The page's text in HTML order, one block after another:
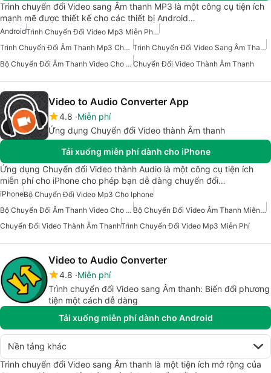
Trình chuyển đổi Video sang Âm thanh MP3 là một công cụ tiện ích
mạnh mẽ được thiết kế cho các thiết bị Android…
Android
Trình Chuyển Đổi Video Mp3 Miễn Phí Cho Android
Trình Chuyển Đổi Âm Thanh Mp3 Cho Android
Trình Chuyển Đổi Video Sang Âm Thanh
Bộ Chuyển Đổi Âm Thanh Video Cho Android Chuyển Đổi Video Thành Âm Thanh
Video to Audio Converter App
4.8 Miễn phí
Ứng dụng Chuyển đổi Video thành Âm thanh
Tải xuống miễn phí dành cho iPhone
Ứng dụng Chuyển đổi Video thành Audio là một công cụ tiện ích
miễn phí cho iPhone cho phép bạn dễ dàng chuyển đổi…
iPhoneBộ Chuyển Đổi Video Mp3 Cho Iphone
Bộ Chuyển Đổi Âm Thanh Video Cho Iphone
Bộ Chuyển Đổi Video Âm Thanh Miễn Phí Cho Iphone
Chuyển Đổi Video Thành Âm ThanhTrình Chuyển Đổi Video Mp3 Miễn Phí
Video to Audio Converter
4.8 Miễn phí
Trình chuyển đổi Video sang Âm thanh: Biến đổi phương
tiện một cách dễ dàng
Tải xuống miễn phí dành cho Android
Nền tảng khác
Trình chuyển đổi Video sang Âm thanh là một tiện ích mở rộng của